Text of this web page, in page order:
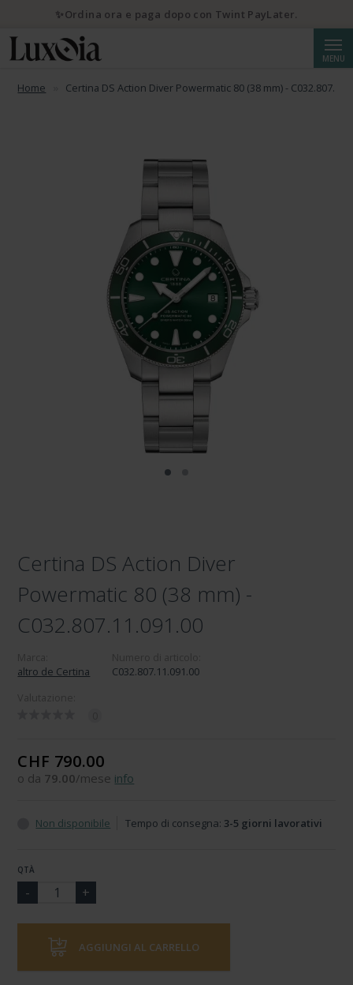
MENU
Home Certina DS Action Diver Powermatic 80 (38 mm) -
Certina DS Action Diver
Powermatic 80 (38 mm) -
C032.807.11.091.00
altro de Certina
C032.807.11.091.00
CHF 790.00
o da 79.00/mese info
Non disponibile Tempo di consegna: 3-5 giorni lavorativi
QTÀ
AGGIUNGI AL CARRELLO
✨Ordina ora e paga dopo con Twint PayLater.